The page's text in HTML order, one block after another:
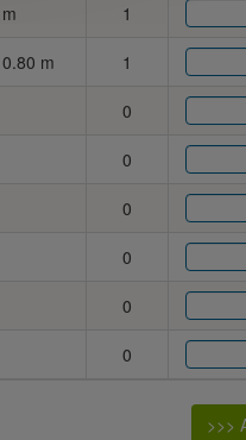
1
m 1
0
0
0
0
0
0
>>>